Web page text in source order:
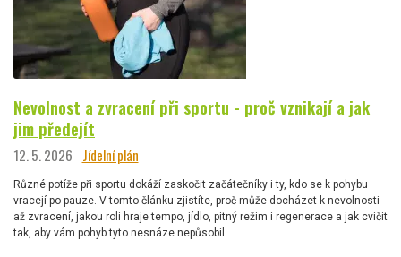
Nevolnost a zvracení při sportu - proč vznikají a jak
jim předejít
12. 5. 2026 Jídelní plán
Různé potíže při sportu dokáží zaskočit začátečníky i ty, kdo se k pohybu
vracejí po pauze. V tomto článku zjistíte, proč může docházet k nevolnosti
až zvracení, jakou roli hraje tempo, jídlo, pitný režim i regenerace a jak cvičit
tak, aby vám pohyb tyto nesnáze nepůsobil.